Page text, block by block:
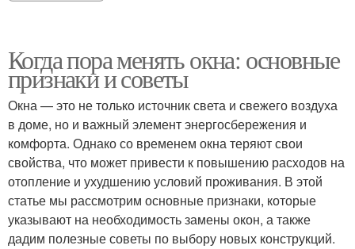
Когда пора менять окна: основные
признаки и советы
Окна — это не только источник света и свежего воздуха
в доме, но и важный элемент энергосбережения и
комфорта. Однако со временем окна теряют свои
свойства, что может привести к повышению расходов на
отопление и ухудшению условий проживания. В этой
статье мы рассмотрим основные признаки, которые
указывают на необходимость замены окон, а также
дадим полезные советы по выбору новых конструкций.